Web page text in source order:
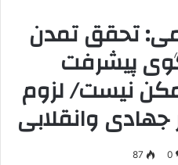
تحقق تمدن
پیشرفت
نیست/ لزوم
وانقلابی
0
87